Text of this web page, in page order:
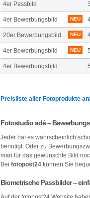
4er Passbild
4er Bewerbungsbild NEU
20er Bewerbungsbild NEU
4er Bewerbungsbild NEU
4er Bewerbungsbild
Preisliste aller Fotoprodukte
Fotostudio adé –
Jeder hat es wahrscheinlich
benötigt. Oder zu
man für das gewünschte Bild
Bei fotopost24 können Sie
Biometrische Passbilder –